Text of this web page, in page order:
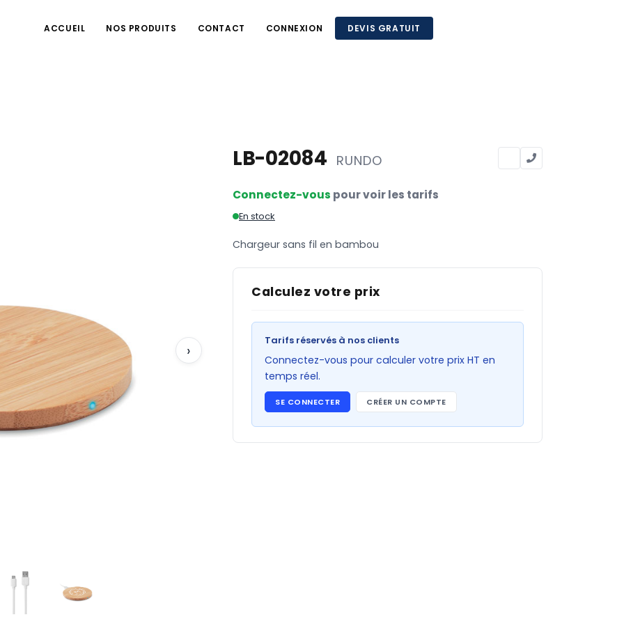
ACCUEIL NOS PRODUITS CONTACT CONNEXION DEVIS GRATUIT
›
LB-02084 RUNDO
Connectez-vous pour voir les tarifs
En stock
Chargeur sans fil en bambou
Calculez votre prix
Tarifs réservés à nos clients
Connectez-vous pour calculer votre prix HT en
temps réel.
SE CONNECTER CRÉER UN COMPTE